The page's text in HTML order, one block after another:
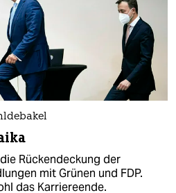
Rückendeckung der
mit Grünen und FDP.
das Karriereende.